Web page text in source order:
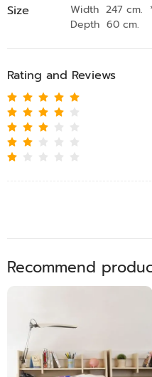
Size Width 247 cm.
Depth 60 cm.
Rating and Reviews
Recommend